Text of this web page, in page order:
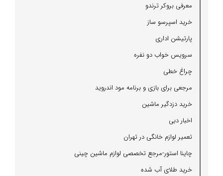
معرفی بروكر ترندو
خرید اسپرسو ساز
پارتیشن اداری
سرویس خواب دو نفره
چراغ خطی
مرجعی برای بازی و برنامه مود اندروید
خرید دزدگیر ماشین
اخبار دبی
تعمیر لوازم خانگی در تهران
چاینا استور-مرجع تخصصی لوازم ماشین چینی
خرید طلای آب شده